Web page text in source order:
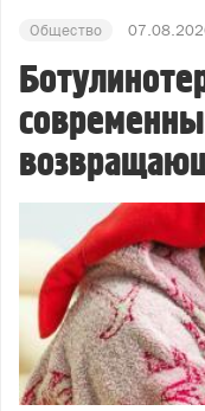
Общество